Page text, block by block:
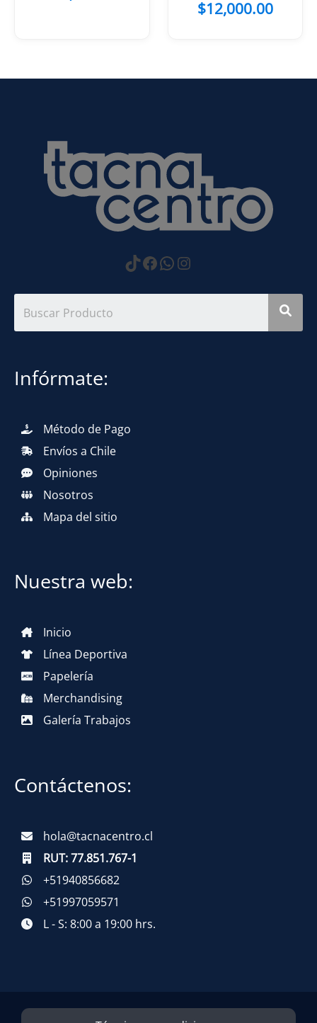
$12,000.00
https://
Facebook
WhatsApp
Instagram
Infórmate:
Método de Pago
Envíos a Chile
Opiniones
Nosotros
Mapa del sitio
Nuestra web:
Inicio
Línea Deportiva
Papelería
Merchandising
Galería Trabajos
Contáctenos:
hola@tacnacentro.cl
RUT:77.851.767-1
+51940856682
+51997059571
L - S: 8:00 a 19:00 hrs.